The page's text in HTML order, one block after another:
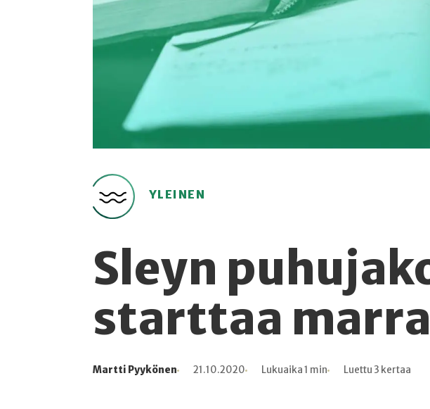
YLEINEN
Sleyn
starttaa
Kirjoittaja
Martti Pyykönen
Julkaistu 21.10.2020
Lukuaika Lukuaika 1 min
Lukukertoja Luettu 3 kertaa